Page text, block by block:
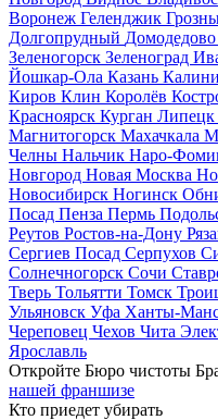
Воронеж Геленджик
Долгопрудный Домодедово
Зеленогорск Зеленоград
Йошкар-Ола Казань
Киров Клин Королёв
Красноярск Курган Липецк
Магнитогорск Махачкала
Челны Нальчик Наро-
Новгород Новая Москва
Новосибирск Ногинск
Посад Пенза Пермь
Реутов Ростов-на-Дону
Сергиев Посад Серпухов
Солнечногорск Сочи
Тверь Тольятти Томск
Ульяновск Уфа Ханты-
Череповец Чехов Чита
Ярославль
Откройте Бюро чистоты
нашей франшизе
Кто приедет убирать